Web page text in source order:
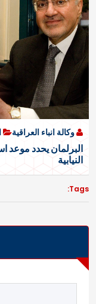
وكالة انباء العراقية
البرلمان يحدد موعد
النيابية
Tags: